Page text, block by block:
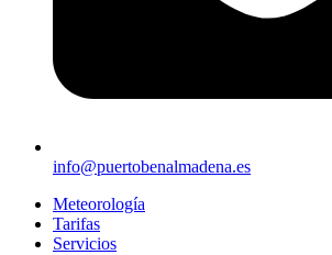
info@puertobenalmadena.es
Meteorología
Tarifas
Servicios